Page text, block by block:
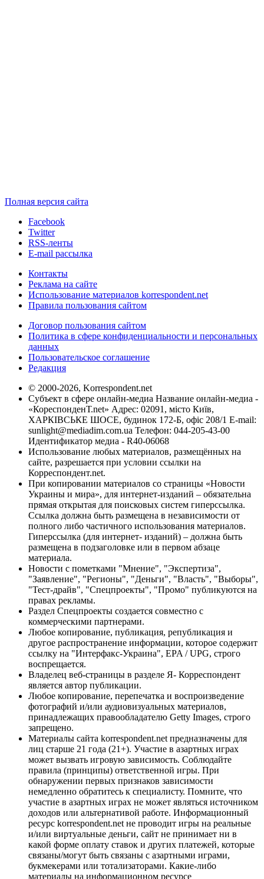
Полная версия сайта
Facebook
Twitter
RSS-ленты
E-mail рассылка
Контакты
Реклама на сайте
Использование материалов korrespondent.net
Правила пользования сайтом
Договор пользования сайтом
Политика в сфере конфиденциальности и персональных
данных
Пользовательское соглашение
Редакция
© 2000-2026, Korrespondent.net
Субъект в сфере онлайн-медиа Название онлайн-медиа -
«КореспонденТ.net» Адрес: 02091, місто Київ,
ХАРКІВСЬКЕ ШОСЕ, будинок 172-Б, офіс 208/1 E-mail:
sunlight@mediadim.com.ua Телефон: 044-205-43-00
Идентификатор медиа - R40-06068
Использование любых материалов, размещённых на
сайте, разрешается при условии ссылки на
Корреспондент.net.
При копировании материалов со страницы «Новости
Украины и мира», для интернет-изданий – обязательна
прямая открытая для поисковых систем гиперссылка.
Ссылка должна быть размещена в независимости от
полного либо частичного использования материалов.
Гиперссылка (для интернет- изданий) – должна быть
размещена в подзаголовке или в первом абзаце
материала.
Новости с пометками "Мнение", "Экспертиза",
"Заявление", "Регионы", "Деньги", "Власть", "Выборы",
"Тест-драйв", "Спецпроекты", "Промо" публикуются на
правах рекламы.
Раздел Спецпроекты создается совместно с
коммерческими партнерами.
Любое копирование, публикация, републикация и
другое распространение информации, которое содержит
ссылку на "Интерфакс-Украина", EPA / UPG, строго
воспрещается.
Владелец веб-страницы в разделе Я- Корреспондент
является автор публикации.
Любое копирование, перепечатка и воспроизведение
фотографий и/или аудиовизуальных материалов,
принадлежащих правообладателю Getty Images, строго
запрещено.
Материалы сайта korrespondent.net предназначены для
лиц старше 21 года (21+). Участие в азартных играх
может вызвать игровую зависимость. Соблюдайте
правила (принципы) ответственной игры. При
обнаружении первых признаков зависимости
немедленно обратитесь к специалисту. Помните, что
участие в азартных играх не может являться источником
доходов или альтернативой работе. Информационный
ресурс korrespondent.net не проводит игры на реальные
и/или виртуальные деньги, сайт не принимает ни в
какой форме оплату ставок и других платежей, которые
связаны/могут быть связаны с азартными играми,
букмекерами или тотализаторами. Какие-либо
материалы на информационном ресурсе